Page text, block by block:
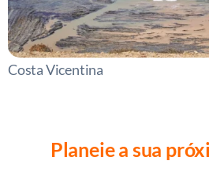
Costa Vicentina
Planeie a sua